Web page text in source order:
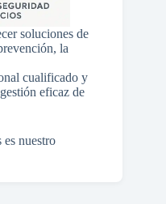
soluciones de
la
cualificado y
eficaz de
es nuestro